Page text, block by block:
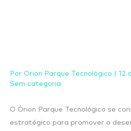
Por Orion Parque Tecnológico | 12
Sem categoria
O Órion Parque Tecnológico se
estratégico para promover o